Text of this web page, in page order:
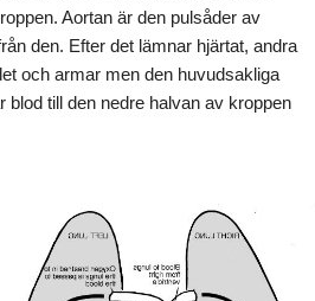
Aortan är den pulsåder av
den. Efter det lämnar hjärtat, andra
och armar men den huvudsakliga
till den nedre halvan av kroppen